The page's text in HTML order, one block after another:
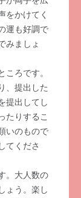
をかけてく
運も好調で
みましょ
ころです。
、提出した
提出してし
たりするこ
いのもので
てくださ
。大人数の
ょう。楽し